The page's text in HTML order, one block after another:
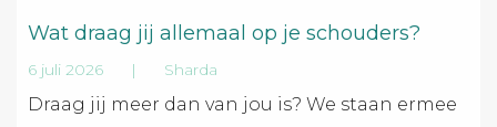
Wat draag jij allemaal op je schouders?
6 juli 2026 | Sharda
Draag jij meer dan van jou is? We staan ermee